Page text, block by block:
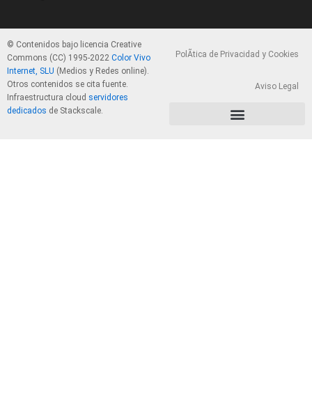
© Contenidos bajo licencia Creative
Commons (CC) 1995-2022 Color Vivo
Internet, SLU (Medios y Redes online).
Otros contenidos se cita fuente.
Infraestructura cloud servidores
dedicados de Stackscale.
PolÃ­tica de Privacidad y Cookies
Aviso Legal